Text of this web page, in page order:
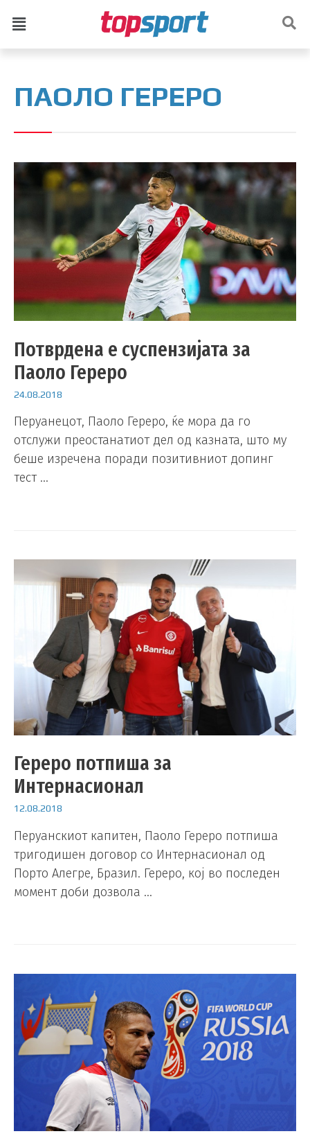
ПАОЛО ГЕРЕРО
Потврдена е суспензијата за
Паоло Гереро
24.08.2018
Перуанецот, Паоло Гереро, ќе мора да го
отслужи преостанатиот дел од казната, што му
беше изречена поради позитивниот допинг
тест …
Гереро потпиша за
Интернасионал
12.08.2018
Перуанскиот капитен, Паоло Гереро потпиша
тригодишен договор со Интернасионал од
Порто Алегре, Бразил. Гереро, кој во последен
момент доби дозвола …